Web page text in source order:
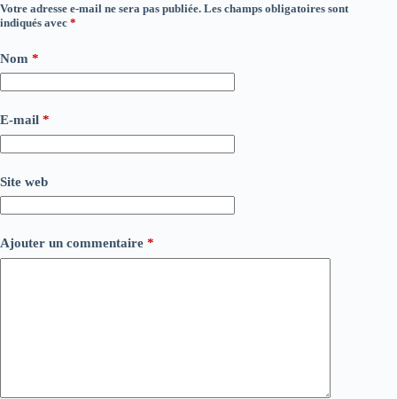
Votre adresse e-mail ne sera pas publiée. Les champs obligatoires sont
indiqués avec *
Nom *
E-mail *
Site web
Ajouter un commentaire *